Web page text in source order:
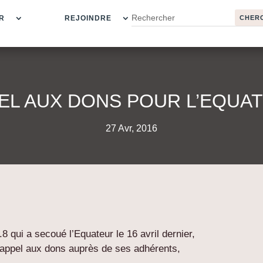
REJOINDRE
AUX DONS POUR
27 Avr, 2016
qui a secoué l’Equateur le 16 avril dernier,
aux dons auprès de ses adhérents,